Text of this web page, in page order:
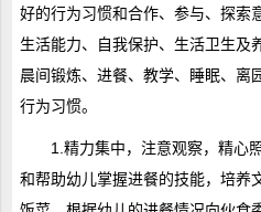
好的行为习惯和合作、参与、探索
生活能力、自我保护、生活卫生及
晨间锻炼、进餐、教学、睡眠、离
行为习惯。
1.精力集中，注意观察，精心
和帮助幼儿掌握进餐的技能，培养